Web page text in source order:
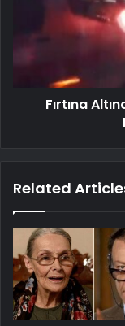
Fırtına
Related